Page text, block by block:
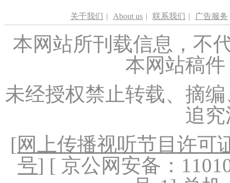
关于我们 | About us | 联系我们 | 广告服务
本网站所刊载信息，不
本网站稿
未经授权禁止转载、摘
追
[网上传播视听节目许可
号] [ 京公网安备：